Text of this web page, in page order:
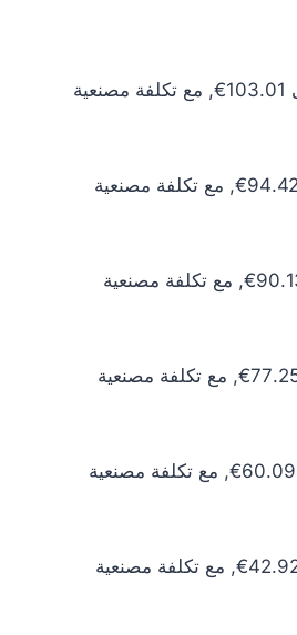
سعر الذهب عيار 24 اليوم يبلغ 90.91€ للشراء الخام و93.64€ للبيع الخام. أما مع إضافة المصنعية، فيرتفع سعر الشراء إلى 100.01€ وسعر البيع إلى 103.01€, مع تكلفة مصنعية
سعر الذهب عيار 22 اليوم يبلغ 83.34€ للشراء الخام و85.84€ للبيع الخام. أما مع إضافة المصنعية، فيرتفع سعر الشراء إلى 91.67€ وسعر البيع إلى 94.42€, مع تكلفة مصنعية
سعر الذهب عيار 21 اليوم يبلغ 79.55€ للشراء الخام و81.94€ للبيع الخام. أما مع إضافة المصنعية، فيرتفع سعر الشراء إلى 87.51€ وسعر البيع إلى 90.13€, مع تكلفة مصنعية
سعر الذهب عيار 18 اليوم يبلغ 68.19€ للشراء الخام و70.23€ للبيع الخام. أما مع إضافة المصنعية، فيرتفع سعر الشراء إلى 75.00€ وسعر البيع إلى 77.25€, مع تكلفة مصنعية
سعر الذهب عيار 14 اليوم يبلغ 53.03€ للشراء الخام و54.62€ للبيع الخام. أما مع إضافة المصنعية، فيرتفع سعر الشراء إلى 58.34€ وسعر البيع إلى 60.09€, مع تكلفة مصنعية
سعر الذهب عيار 10 اليوم يبلغ 37.88€ للشراء الخام و39.02€ للبيع الخام. أما مع إضافة المصنعية، فيرتفع سعر الشراء إلى 41.67€ وسعر البيع إلى 42.92€, مع تكلفة مصنعية